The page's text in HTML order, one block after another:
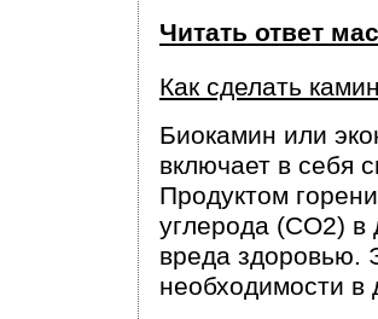
Читать ответ
Как сделать
Биокамин или
включает в себя
Продуктом
углерода (CO2) в
вреда здоровью.
необходимости в